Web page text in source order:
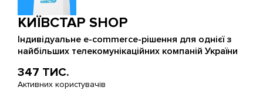
КИЇВСТАР SHOP
Індивідуальне e-commerce-рішення для однієї з
найбільших телекомунікаційних компаній України
347 ТИС.
Активних користувачів